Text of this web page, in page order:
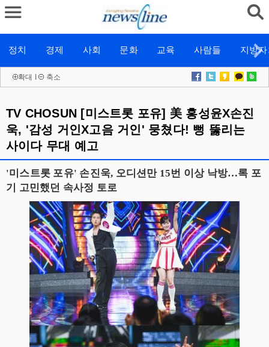
정치 경제 사회 문화 교육 사람들 지방
확대 l 축소
TV CHOSUN [미스트롯 포유] 美 홍성윤X손진
욱, '감성 거인X고음 거인' 뭉쳤다! 뻥 뚫리는
사이다 무대 예고
'미스트롯 포유' 손진욱, 오디션만 15번 이상 낙방…록 포
기 고민했던 속사정 토로